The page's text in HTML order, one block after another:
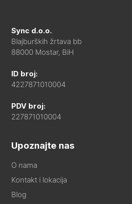
Sync d.o.o.
Blajburških žrtava bb
88000 Mostar, BiH
ID broj:
4227871010004
PDV broj:
227871010004
Upoznajte nas
O nama
Kontakt i lokacija
Blog